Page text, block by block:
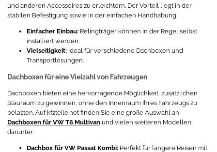
und anderen Accessoires zu erleichtern. Der Vorteil liegt in der
stabilen Befestigung sowie in der einfachen Handhabung.
Einfacher Einbau: Relingträger können in der Regel selbst
installiert werden.
Vielseitigkeit: Ideal für verschiedene Dachboxen und
Transportlösungen.
Dachboxen für eine Vielzahl von Fahrzeugen
Dachboxen bieten eine hervorragende Möglichkeit, zusätzlichen
Stauraum zu gewinnen, ohne den Innenraum Ihres Fahrzeugs zu
belasten. Auf kfzteile.net finden Sie eine große Auswahl an
Dachboxen für VW T6 Multivan und vielen weiteren Modellen,
darunter:
Dachbox für VW Passat Kombi: Perfekt für längere Reisen mit